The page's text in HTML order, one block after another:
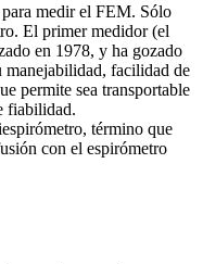
medir el FEM. Sólo
El primer medidor (el
en 1978, y ha gozado
manejabilidad, facilidad de
permite sea transportable
fiabilidad.
término que
con el espirómetro